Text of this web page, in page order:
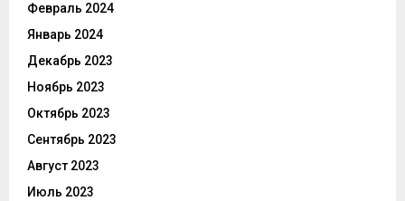
Февраль 2024
Январь 2024
Декабрь 2023
Ноябрь 2023
Октябрь 2023
Сентябрь 2023
Август 2023
Июль 2023